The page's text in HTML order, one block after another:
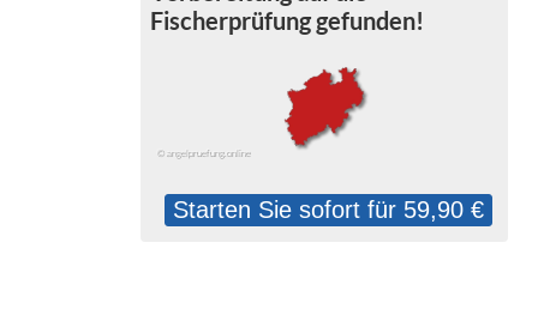
Fischerprüfung gefunden!
© angelpruefung.online
Starten Sie sofort für 59,90 €